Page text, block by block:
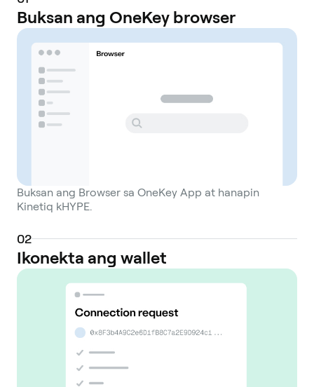
Buksan ang OneKey browser
Buksan ang Browser sa OneKey App at hanapin
Kinetiq kHYPE.
02
Ikonekta ang wallet